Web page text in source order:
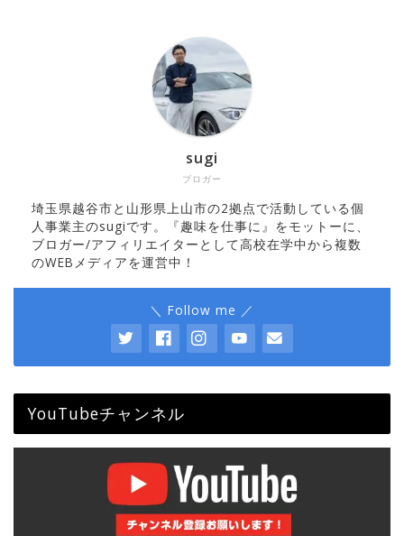
ブロガー
sugi
埼玉県越谷市と山形県上山市の2拠点で活動している個
人事業主のsugiです。『趣味を仕事に』をモットーに、
ブロガー/アフィリエイターとして高校在学中から複数
のWEBメディアを運営中！
＼ Follow me ／
YouTubeチャンネル